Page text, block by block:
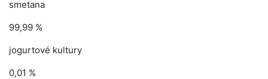
smetana
99,99 %
jogurtové kultury
0,01 %